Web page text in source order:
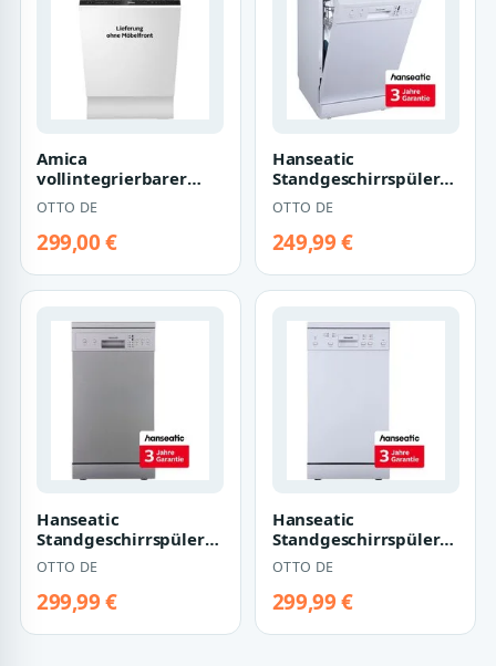
Amica
vollintegrierbarer
Geschirrspüler EGSPV
587 915, 9 l, 9
Maßgedec…
OTTO DE
299,00 €
Hanseatic
Standgeschirrspüler
HG4585E97636W, 9
Maßgedecke, inkl. 3
Jah…
OTTO DE
249,99 €
Hanseatic
Standgeschirrspüler
HG4585E97636S, 9
Maßgedecke, inkl. 3
Jah…
OTTO DE
299,99 €
Hanseatic
Standgeschirrspüler
HG4585D107610HW,
10 Maßgedecke, inkl.
3…
OTTO DE
299,99 €